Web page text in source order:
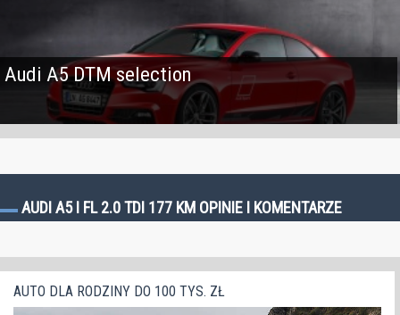
Audi A5 DTM selection
AUDI A5 I FL 2.0 TDI 177 KM OPINIE I KOMENTARZE
AUTO DLA RODZINY DO 100 TYS. ZŁ